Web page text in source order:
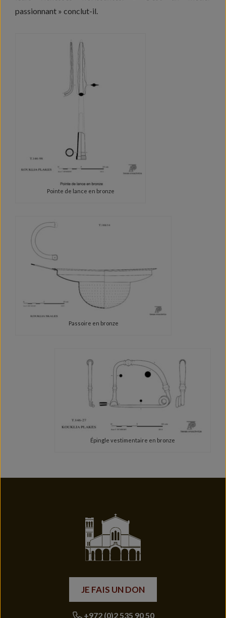
passionnant » conclut-il.
Pointe de lance en bronze
Passoire en bronze
Épingle vestimentaire en bronze
JE FAIS UN DON
+972 (0)2 535 90 50